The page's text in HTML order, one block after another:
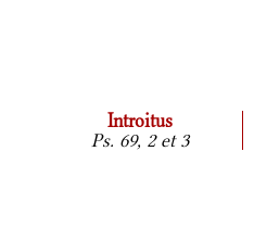
Introitus
Ps. 69, 2 et 3